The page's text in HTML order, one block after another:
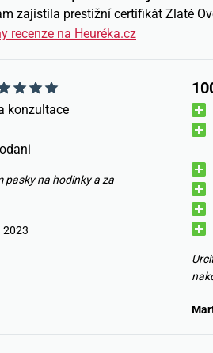
zajistila prestižní certifikát Zlaté
recenze na Heuréka.cz
konzultace
pasky na hodinky a za
2023